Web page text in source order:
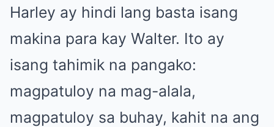
Harley ay hindi lang basta isang
makina para kay Walter. Ito ay
isang tahimik na pangako:
magpatuloy na mag-alala,
magpatuloy sa buhay, kahit na ang